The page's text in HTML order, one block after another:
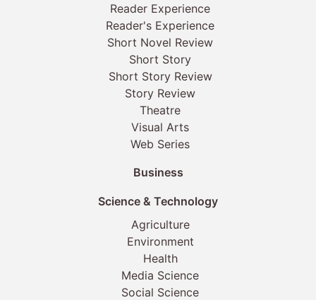
Reader Experience
Reader's Experience
Short Novel Review
Short Story
Short Story Review
Story Review
Theatre
Visual Arts
Web Series
Business
Science & Technology
Agriculture
Environment
Health
Media Science
Social Science